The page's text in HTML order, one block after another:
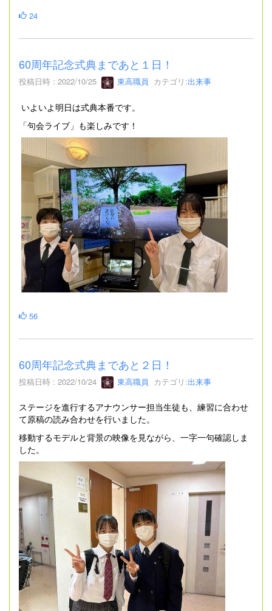
24
60周年記念式典まであと１日！
投稿日時 : 2022/10/25 東高職員 カテゴリ:出来事
いよいよ明日は式典本番です。
「句会ライブ」も楽しみです！
56
60周年記念式典まであと２日！
投稿日時 : 2022/10/24 東高職員 カテゴリ:出来事
ステージを進行するアナウンサー担当生徒も、練習に合わせ
て原稿の読み合わせを行いました。
移動するモデルと背景の映像を見ながら、一字一句確認しま
した。